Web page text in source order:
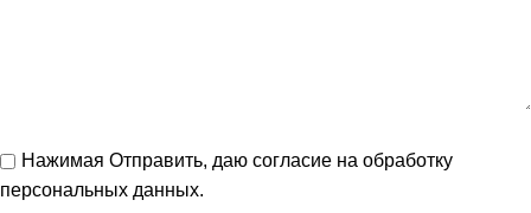
Нажимая Отправить, даю согласие на обработку
персональных данных.